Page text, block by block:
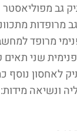
גב
מרופדות
מרופד
פנימית שני
לאחסון נוסף